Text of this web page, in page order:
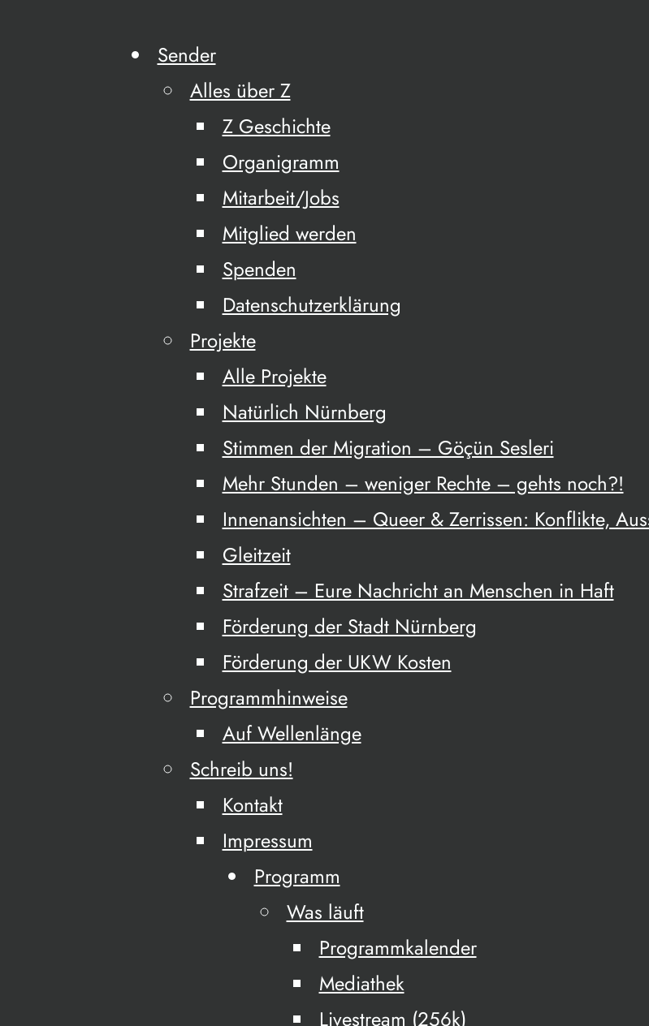
Sender
Alles über Z
Z Geschichte
Organigramm
Mitarbeit/Jobs
Mitglied werden
Spenden
Datenschutzerklärung
Projekte
Alle Projekte
Natürlich Nürnberg
Stimmen der Migration – Göçün Sesleri
Mehr Stunden – weniger Rechte – gehts noch?!
Innenansichten – Queer & Zerrissen: Konflikte,
Gleitzeit
Strafzeit – Eure Nachricht an Menschen in Haft
Förderung der Stadt Nürnberg
Förderung der UKW Kosten
Programmhinweise
Auf Wellenlänge
Schreib uns!
Kontakt
Impressum
Programm
Was läuft
Programmkalender
Mediathek
Livestream (256k)